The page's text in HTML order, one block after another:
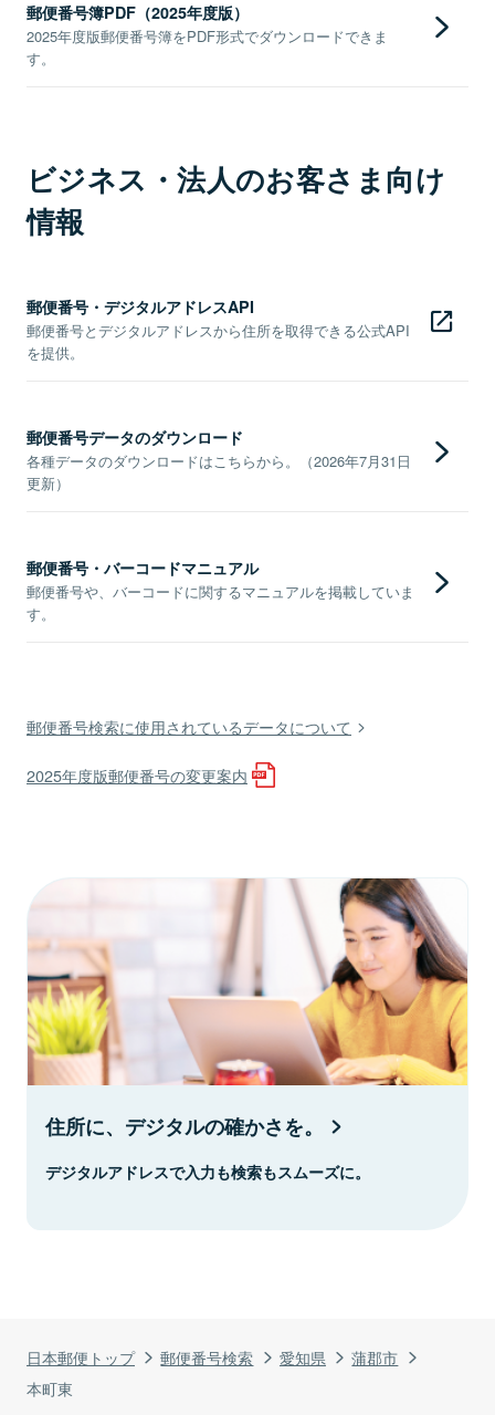
日本郵便トップ 郵便番号検索 愛知県
蒲郡市
本町東
郵便番号簿PDF（2025年度版）
2025年度版郵便番号簿をPDF形式でダウンロードできま
す。
ビジネス・法人のお客さま向け
情報
郵便番号・デジタルアドレスAPI
郵便番号とデジタルアドレスから住所を取得できる公式API
を提供。
郵便番号データのダウンロード
各種データのダウンロードはこちらから。（2026年7月31日
更新）
郵便番号・バーコードマニュアル
郵便番号や、バーコードに関するマニュアルを掲載していま
す。
郵便番号検索に使用されているデータについて
2025年度版郵便番号の変更案内
住所に、デジタルの確かさを。
デジタルアドレスで入力も検索もスムーズに。